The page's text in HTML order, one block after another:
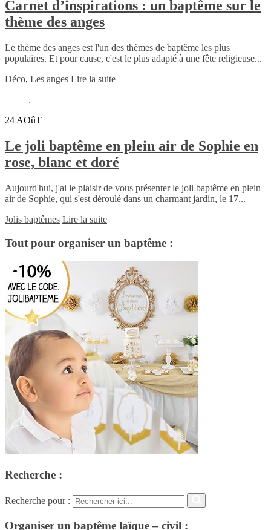
Carnet d’inspirations : un baptême sur le
thème des anges
Le thème des anges est l'un des thèmes de baptême les plus
populaires. Et pour cause, c'est le plus adapté à une fête religieuse...
Déco, Les anges Lire la suite
24 AOûT
Le joli baptême en plein air de Sophie en
rose, blanc et doré
Aujourd'hui, j'ai le plaisir de vous présenter le joli baptême en plein
air de Sophie, qui s'est déroulé dans un charmant jardin, le 17...
Jolis baptêmes Lire la suite
Tout pour organiser un baptême :
Recherche :
Recherche pour :
Organiser un baptême laïque – civil :